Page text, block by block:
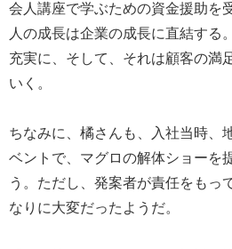
会人講座で学ぶための資金援助を
人の成長は企業の成長に直結する
充実に、そして、それは顧客の満
いく。
ちなみに、橘さんも、入社当時、
ベントで、マグロの解体ショーを
う。ただし、発案者が責任をもっ
なりに大変だったようだ。